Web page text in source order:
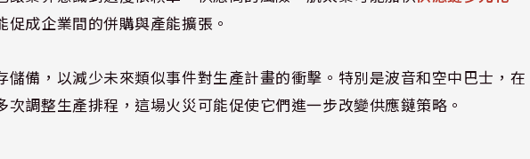
成企業間的併購與產能擴張。
儲備，以減少未來類似事件對生產計畫的衝擊。特別是波音和空中巴士，在
調整生產排程，這場火災可能促使它們進一步改變供應鏈策略。